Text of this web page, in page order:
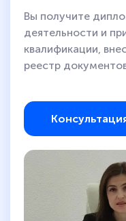
Вы получите
деятельности и
квалификации,
реестр